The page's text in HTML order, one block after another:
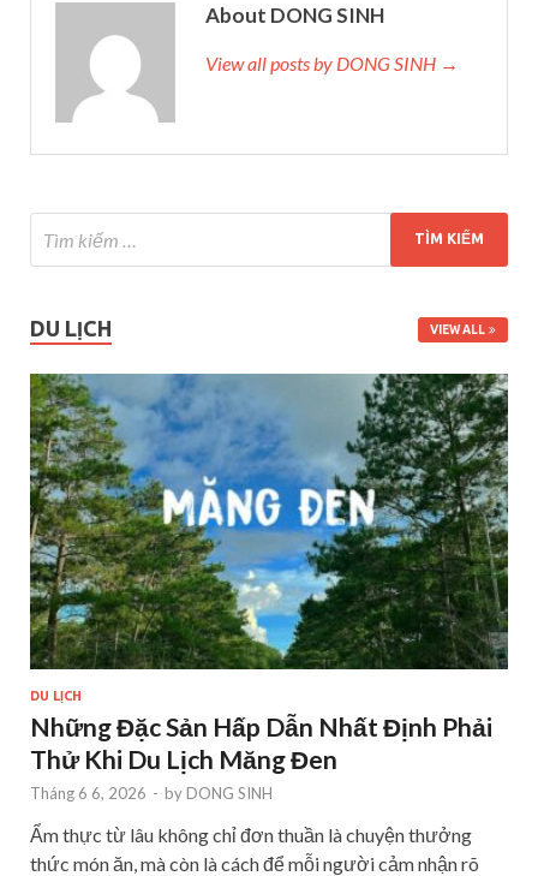
About DONG SINH
View all posts by DONG SINH →
DU LỊCH VIEW ALL
DU LỊCH
Những Đặc Sản Hấp Dẫn Nhất Định Phải
Thử Khi Du Lịch Măng Đen
Tháng 6 6, 2026 - by DONG SINH
Ẩm thực từ lâu không chỉ đơn thuần là chuyện thưởng
thức món ăn, mà còn là cách để mỗi người cảm nhận rõ